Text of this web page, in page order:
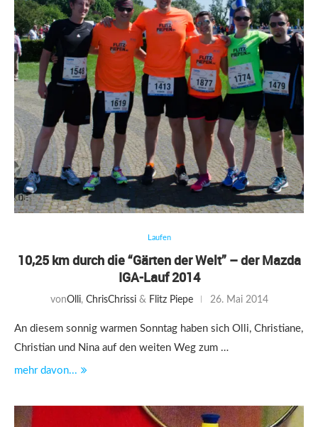
Laufen
10,25 km durch die “Gärten der Welt” – der Mazda
IGA-Lauf 2014
vonOlli, ChrisChrissi& Flitz Piepe 26. Mai 2014
An diesem sonnig warmen Sonntag haben sich Olli, Christiane,
Christian und Nina auf den weiten Weg zum …
mehr davon...